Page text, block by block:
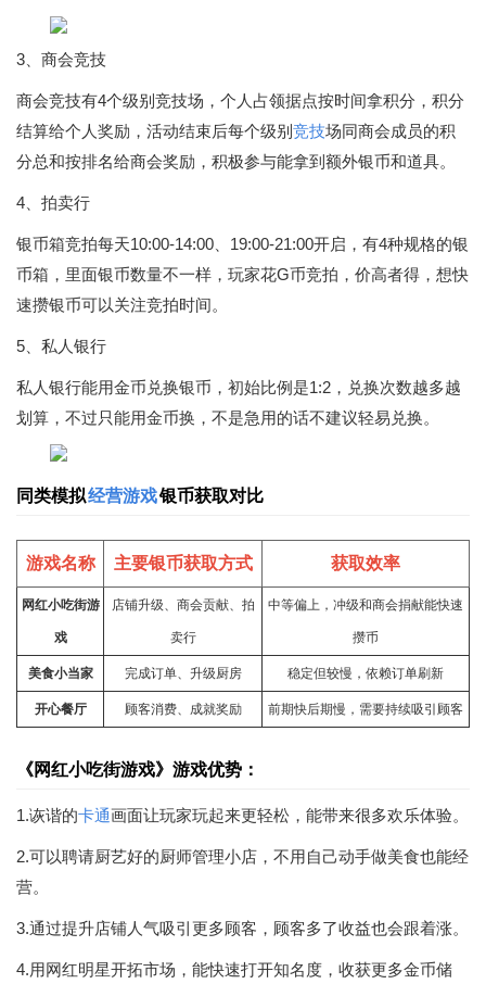
3、商会竞技
商会竞技有4个级别竞技场，个人占领据点按时间拿积分，积分
结算给个人奖励，活动结束后每个级别 竞技场同商会成员的积
分总和按排名给商会奖励，积极参与能拿到额外银币和道具。
4、拍卖行
银币箱竞拍每天10:00-14:00、19:00-21:00开启，有4种规格的银
币箱，里面银币数量不一样，玩家花G币竞拍，价高者得，想快
速攒银币可以关注竞拍时间。
5、私人银行
私人银行能用金币兑换银币，初始比例是1:2，兑换次数越多越
划算，不过只能用金币换，不是急用的话不建议轻易兑换。
同类模拟经营游戏银币获取对比
游戏名称 主要银币获取方式 获取效率
网红小吃街游
戏
店铺升级、商会贡献、拍
卖行
中等偏上，冲级和商会捐献能快速
攒币
美食小当家 完成订单、升级厨房 稳定但较慢，依赖订单刷新
开心餐厅 顾客消费、成就奖励 前期快后期慢，需要持续吸引顾客
《网红小吃街游戏》游戏优势：
1.诙谐的卡通画面让玩家玩起来更轻松，能带来很多欢乐体验。
2.可以聘请厨艺好的厨师管理小店，不用自己动手做美食也能经
营。
3.通过提升店铺人气吸引更多顾客，顾客多了收益也会跟着涨。
4.用网红明星开拓市场，能快速打开知名度，收获更多金币储